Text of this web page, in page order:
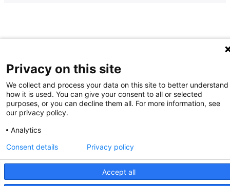
Privacy on this site
We collect and process your data on this site to better understand
how it is used. You can give your consent to all or selected
purposes, or you can decline them all. For more information, see
our privacy policy.
Analytics
Accept all
Consent details Privacy policy